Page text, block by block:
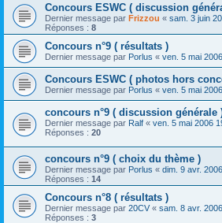
Concours ESWC ( discussion
Dernier message par Frizzou « sam. 3 juin
Réponses : 8
Concours n°9 ( résultats )
Dernier message par Porlus « ven. 5 mai
Concours ESWC ( photos hors
Dernier message par Porlus « ven. 5 mai
concours n°9 ( discussion générale
Dernier message par Ralf « ven. 5 mai 2006
Réponses : 20
concours n°9 ( choix du thème )
Dernier message par Porlus « dim. 9 avr.
Réponses : 14
Concours n°8 ( résultats )
Dernier message par 20CV « sam. 8 avr.
Réponses : 3